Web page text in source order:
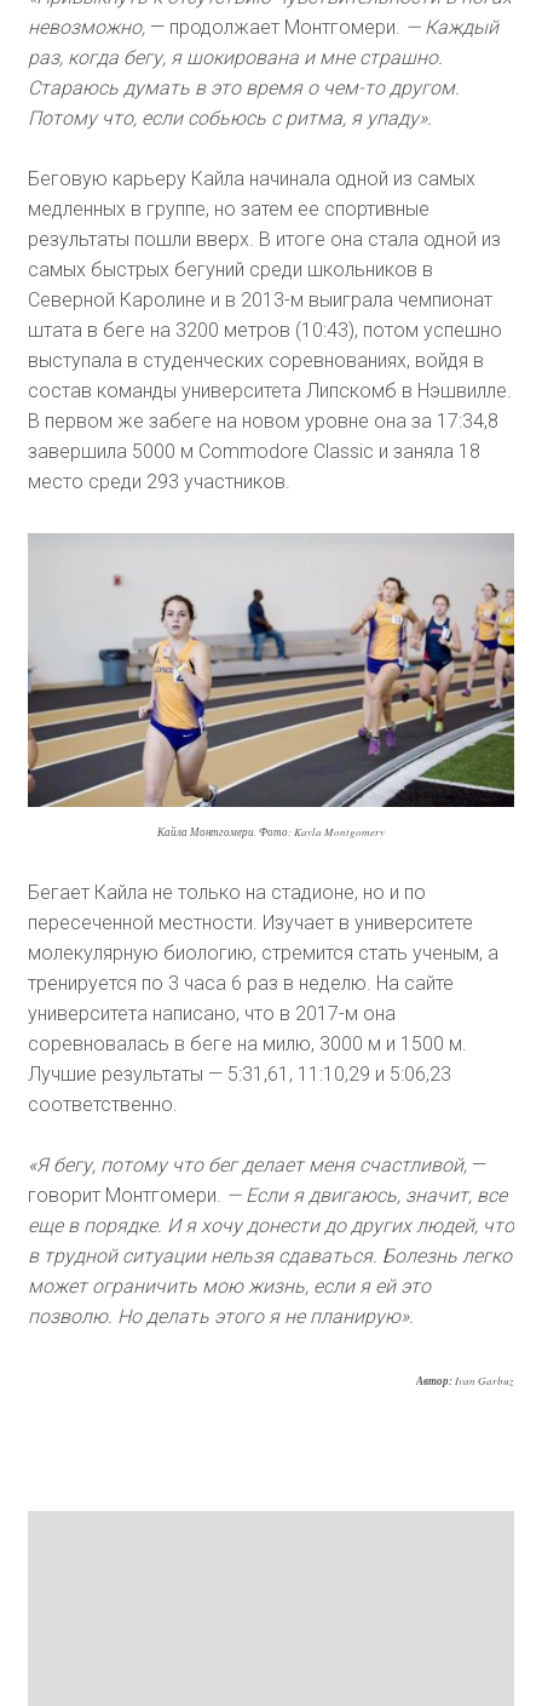
невозможно,— продолжает Монтгомери. — Каждый
раз, когда бегу, я шокирована и мне страшно.
Стараюсь думать в это время о чем-то другом.
Потому что, если собьюсь с ритма, я упаду».
Беговую карьеру Кайла начинала одной из самых
медленных в группе, но затем ее спортивные
результаты пошли вверх. В итоге она стала одной из
самых быстрых бегуний среди школьников в
Северной Каролине и в 2013-м выиграла чемпионат
штата в беге на 3200 метров (10:43), потом успешно
выступала в студенческих соревнованиях, войдя в
состав команды университета Липскомб в Нэшвилле.
В первом же забеге на новом уровне она за 17:34,8
завершила 5000 м Commodore Classic и заняла 18
место среди 293 участников.
Кайла Монтгомери. Фото: Kayla Montgomery
Бегает Кайла не только на стадионе, но и по
пересеченной местности. Изучает в университете
молекулярную биологию, стремится стать ученым, а
тренируется по 3 часа 6 раз в неделю. На сайте
университета написано, что в 2017-м она
соревновалась в беге на милю, 3000 м и 1500 м.
Лучшие результаты — 5:31,61, 11:10,29 и 5:06,23
соответственно.
«Я бегу, потому что бег делает меня счастливой,—
говорит Монтгомери. — Если я двигаюсь, значит, все
еще в порядке. И я хочу донести до других людей, что
в трудной ситуации нельзя сдаваться. Болезнь легко
может ограничить мою жизнь, если я ей это
позволю. Но делать этого я не планирую».
Автор:Ivan Garbuz